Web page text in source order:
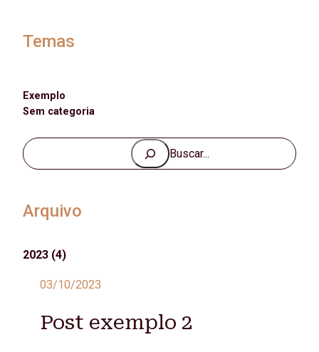
Temas
Exemplo
Sem categoria
P
e
q
u
s
Arquivo
2023 (4)
03/10/2023
Post exemplo 2